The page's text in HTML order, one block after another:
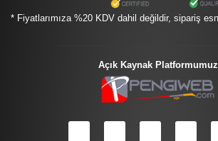
* Fiyatlarımıza %20 KDV dahil değildir, sipariş
Açık Kaynak